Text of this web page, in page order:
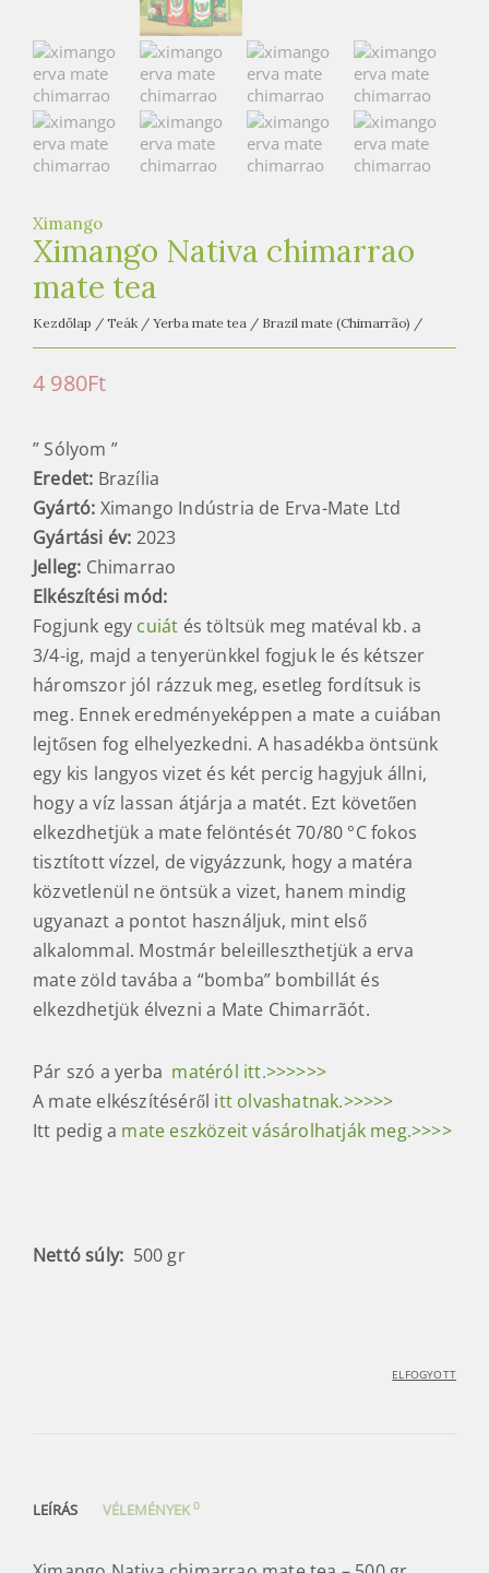
t
e
a
h
á
Ximango
Ximango Nativa chimarrao
mate tea
Kezdőlap / Teák / Yerba mate tea / Brazil mate (Chimarrão) /
4 980Ft
” Sólyom ”
Eredet: Brazília
Gyártó: Ximango Indústria de Erva-Mate Ltd
Gyártási év: 2023
Jelleg: Chimarrao
Elkészítési mód:
Fogjunk egy cuiát és töltsük meg matéval kb. a
3/4-ig, majd a tenyerünkkel fogjuk le és kétszer
háromszor jól rázzuk meg, esetleg fordítsuk is
meg. Ennek eredményeképpen a mate a cuiában
lejtősen fog elhelyezkedni. A hasadékba öntsünk
egy kis langyos vizet és két percig hagyjuk állni,
hogy a víz lassan átjárja a matét. Ezt követően
elkezdhetjük a mate felöntését 70/80 °C fokos
tisztított vízzel, de vigyázzunk, hogy a matéra
közvetlenül ne öntsük a vizet, hanem mindig
ugyanazt a pontot használjuk, mint első
alkalommal. Mostmár beleilleszthetjük a erva
mate zöld tavába a “bomba” bombillát és
elkezdhetjük élvezni a Mate Chimarrãót.
Pár szó a yerba matéról itt.>>>>>>
A mate elkészítéséről itt olvashatnak.>>>>>
Itt pedig a mate eszközeit vásárolhatják meg.>>>>
Nettó súly: 500 gr
ELFOGYOTT
LEÍRÁS VÉLEMÉNYEK 0